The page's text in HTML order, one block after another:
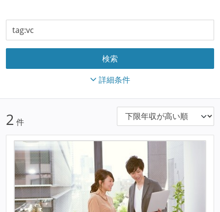
詳細条件
2 件